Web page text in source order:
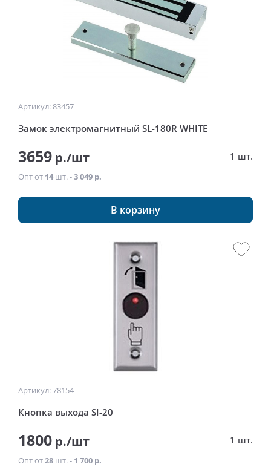
Артикул: 83457
Замок электромагнитный SL-180R WHITE
3659 р./шт 1 шт.
Опт от 14 шт. -3 049 р.
В корзину
Артикул: 78154
Кнопка выхода SI-20
1800 р./шт 1 шт.
Опт от28 шт. - 1 700 р.